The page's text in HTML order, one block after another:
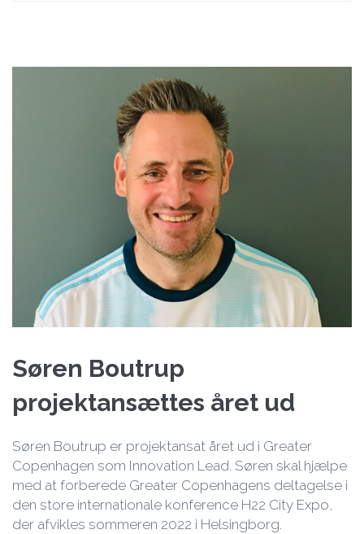
Søren Boutrup
projektansættes året ud
Søren Boutrup er projektansat året ud i Greater
Copenhagen som Innovation Lead. Søren skal hjælpe
med at forberede Greater Copenhagens deltagelse i
den store internationale konference H22 City Expo,
der afvikles sommeren 2022 i Helsingborg.